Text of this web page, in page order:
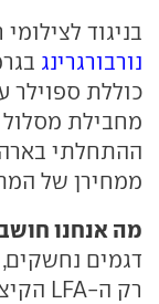
בניגוד
נורבורגרינג
כוללת ספוילר
מחבילת מסלול
ממחירן של
מה אנחנו
דגמים
רק ה-LFA הקיצונית והאקזוטית, אלא גם